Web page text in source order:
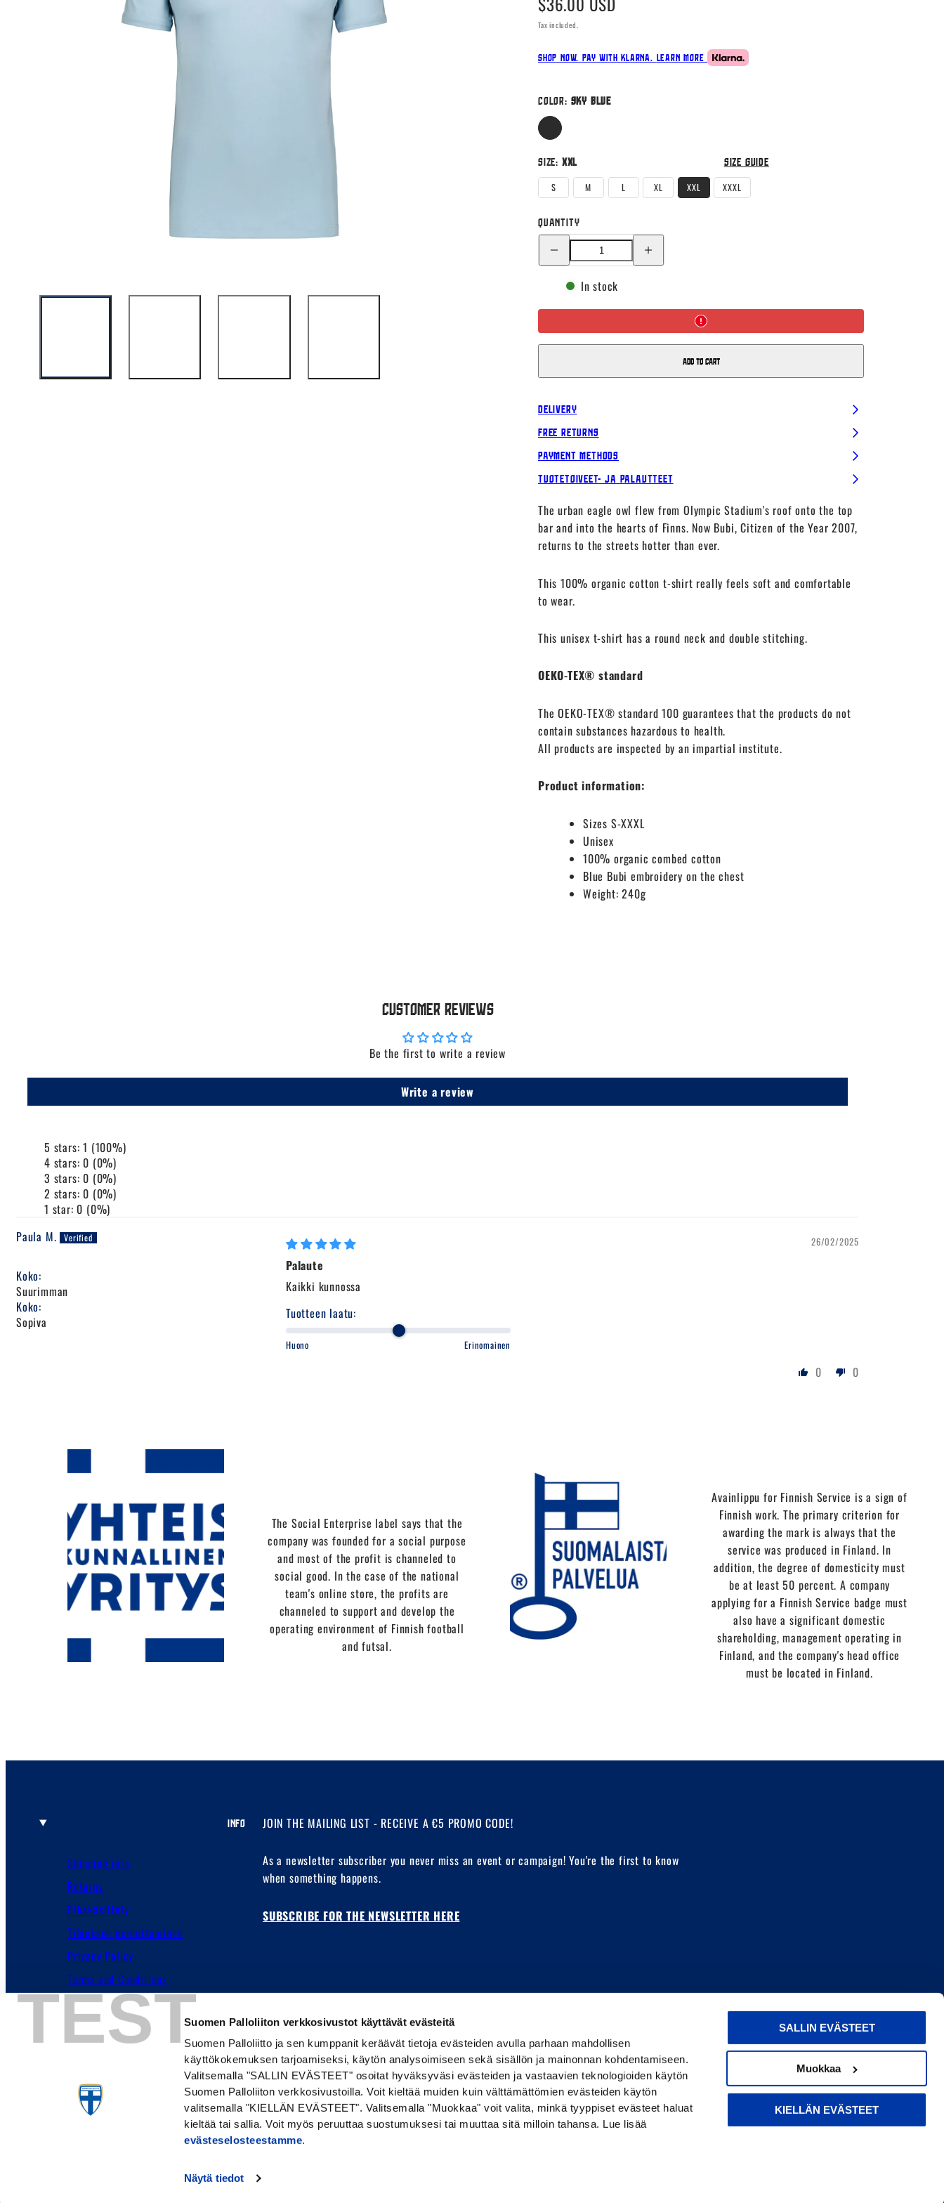
TESTSuomen Palloliiton verkkosivustot käyttävät evästeitä
Suomen Palloliitto ja sen kumppanit keräävät tietoja evästeiden avulla parhaan mahdollisen
käyttökokemuksen tarjoamiseksi, käytön analysoimiseen sekä sisällön ja mainonnan kohdentamiseen.
Valitsemalla "SALLIN EVÄSTEET" osoitat hyväksyväsi evästeiden ja vastaavien teknologioiden käytön
Suomen Palloliiton verkkosivustoilla. Voit kieltää muiden kuin välttämättömien evästeiden käytön
valitsemalla "KIELLÄN EVÄSTEET". Valitsemalla "Muokkaa" voit valita, minkä tyyppiset evästeet haluat
kieltää tai sallia. Voit myös peruuttaa suostumuksesi tai muuttaa sitä milloin tahansa. Lue lisää
evästeselosteestamme.
Näytä tiedot
SALLIN EVÄSTEET
Muokkaa
KIELLÄN EVÄSTEET
price
Tax included.
Shop now. Pay with Klarna. Learn more
Color: Sky Blue
Sky
Blue
Size: XXL Size guide
S M L XL XXL XXXL
Quantity
Decrease
quantity
for
Organic
Blue
quantity
for
Blue
In stock
Add to cart
Delivery
Free Returns
Payment Methods
Tuotetoiveet- ja palautteet
The urban eagle owl flew from Olympic Stadium's roof onto the top
bar and into the hearts of Finns. Now Bubi, Citizen of the Year 2007,
returns to the streets hotter than ever.
This 100% organic cotton t-shirt really feels soft and comfortable
to wear.
This unisex t-shirt has a round neck and double stitching.
OEKO-TEX® standard
The OEKO-TEX® standard 100 guarantees that the products do not
contain substances hazardous to health.
All products are inspected by an impartial institute.
Product information:
Sizes S-XXXL
Unisex
100% organic combed cotton
Blue Bubi embroidery on the chest
Weight: 240g
Customer Reviews
Be the first to write a review
Write a review
5 stars: 1 (100%)
4 stars: 0 (0%)
3 stars: 0 (0%)
2 stars: 0 (0%)
1 star: 0 (0%)
Paula M.
Koko:
Suurimman
Koko:
Sopiva
26/02/2025
Palaute
Kaikki kunnossa
Tuotteen laatu:
Huono Erinomainen
0 0
The Social Enterprise label says that the
company was founded for a social purpose
and most of the profit is channeled to
social good. In the case of the national
team's online store, the profits are
channeled to support and develop the
operating environment of Finnish football
and futsal.
Avainlippu for Finnish Service is a sign of
Finnish work. The primary criterion for
awarding the mark is always that the
service was produced in Finland. In
addition, the degree of domesticity must
be at least 50 percent. A company
applying for a Finnish Service badge must
also have a significant domestic
shareholding, management operating in
Finland, and the company's head office
must be located in Finland.
INFO
Shipping info
Returns
Pikakäsittely
Tilauksen peruuttaminen
Privacy Policy
Terms and Conditions
Cookie Policy
Customer Service
JOIN THE MAILING LIST - RECEIVE A €5 PROMO CODE!
As a newsletter subscriber you never miss an event or campaign! You're the first to know
when something happens.
SUBSCRIBE FOR THE NEWSLETTER HERE